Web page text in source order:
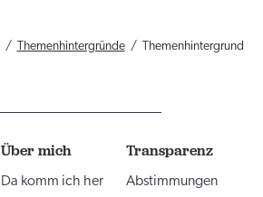
Themenhintergründe Themenhintergrund
Über mich
Da komm ich her
Transparenz
Abstimmungen